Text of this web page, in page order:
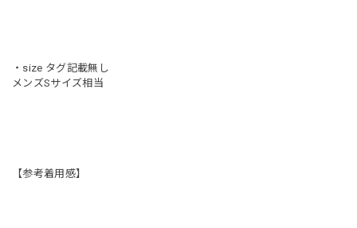
・size タグ記載無し
メンズSサイズ相当
【参考着用感】